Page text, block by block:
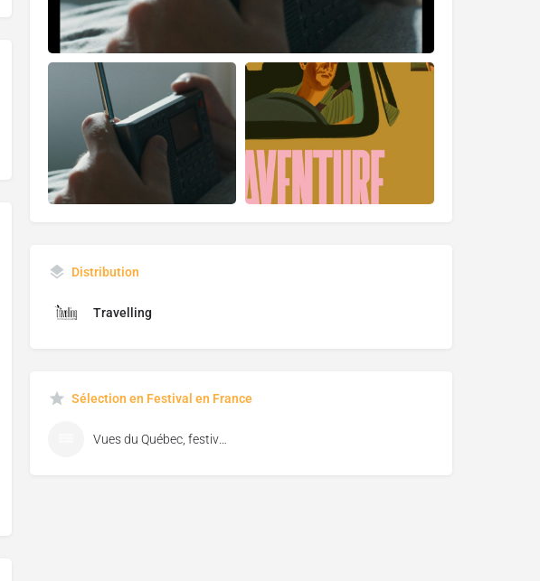
Distribution
Travelling
Sélection en Festival en France
Vues du Québec, festival de cinéma de Florac